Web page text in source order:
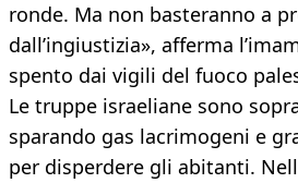
ronde. Ma non basteranno a
dall’ingiustizia», afferma
spento dai vigili del fuoco
Le truppe israeliane sono
sparando gas lacrimogeni e
per disperdere gli abitanti.